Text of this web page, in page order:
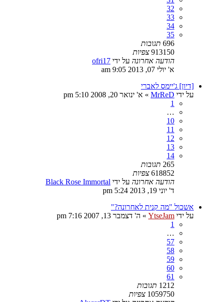
32
33
34
35
696 תגובות
913150 צפיות
הודעה אחרונה על ידי ofri17
א' יולי 07, 2013 9:05 am
[דיון] ג'יימס לאברי
על ידי MrReD
» א' ינואר 20, 2008 5:10 pm
1
…
10
11
12
13
14
265 תגובות
618852 צפיות
הודעה אחרונה על ידי Black Rose Immortal
ד' יוני 19, 2013 5:24 pm
אשכול "מה קנית לאחרונה?"
על ידי YtseJam
» ה' דצמבר 13, 2007 7:16 pm
1
…
57
58
59
60
61
1212 תגובות
1059750 צפיות